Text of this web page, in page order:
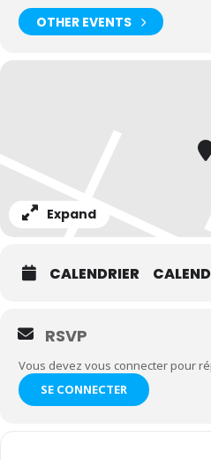
OTHER EVENTS
Expand
CALENDRIER
RSVP
Vous devez vous connecter pour
SE CONNECTER